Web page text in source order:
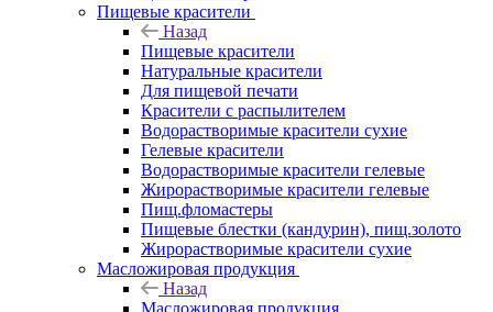
Пищевые красители
Назад
Пищевые красители
Натуральные красители
Для пищевой печати
Красители с распылителем
Водорастворимые красители сухие
Гелевые красители
Водорастворимые красители гелевые
Жирорастворимые красители гелевые
Пищ.фломастеры
Пищевые блестки (кандурин), пищ.золото
Жирорастворимые красители сухие
Масложировая продукция
Назад
Масложировая продукция